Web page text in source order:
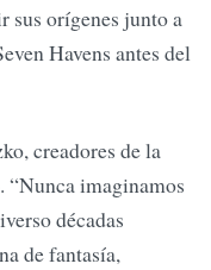
sus orígenes junto a
Havens antes del
creadores de la
“Nunca imaginamos
décadas
de fantasía,